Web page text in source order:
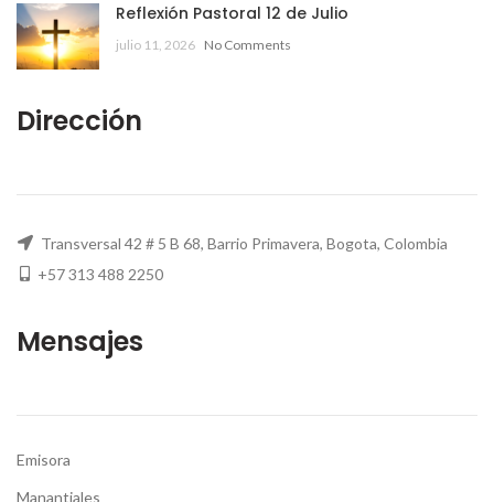
Reflexión Pastoral 12 de Julio
julio 11, 2026 No Comments
Dirección
Transversal 42 # 5 B 68, Barrio Primavera, Bogota, Colombia
+57 313 488 2250
Mensajes
Emisora
Manantiales